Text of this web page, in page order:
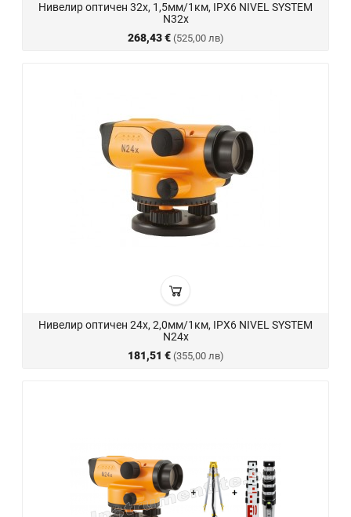
Нивелир оптичен 32x, 1,5мм/1км, IPX6 NIVEL SYSTEM
N32x
268,43 € (525,00 лв)
Нивелир оптичен 24x, 2,0мм/1км, IPX6 NIVEL SYSTEM
N24x
181,51 € (355,00 лв)